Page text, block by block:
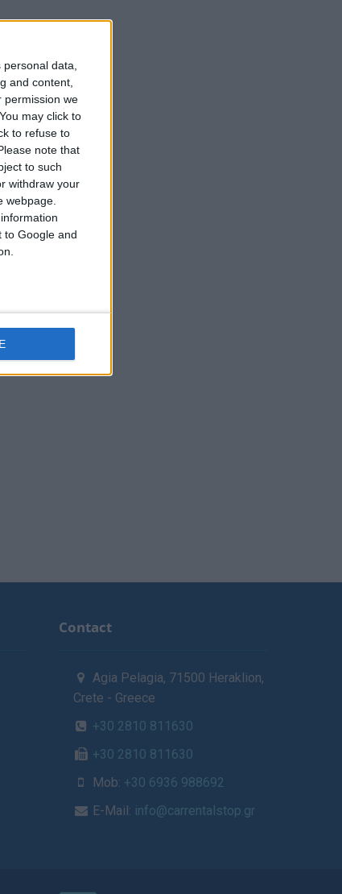
data,
and content,
permission we
may click to
to refuse to
note that
to such
withdraw your
webpage.
to Google and
Contact
Agia Pelagia, 71500 Heraklion,
Crete - Greece
+30 2810 811630
+30 2810 811630
Mob: +30 6936 988692
E-Mail: info@carrentalstop.gr